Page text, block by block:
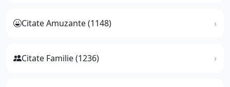
Citate Amuzante (1148)
Citate Familie (1236)